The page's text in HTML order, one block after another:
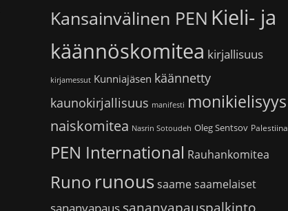
Kansainvälinen PEN Kieli- ja
käännöskomitea kirjallisuus
kirjamessut Kunniajäsen käännetty
kaunokirjallisuus manifesti monikielisyys
naiskomitea Nasrin Sotoudeh Oleg Sentsov Palestiina
PEN International Rauhankomitea
Runo runoussaamesaamelaiset
sananvapaus sananvapauspalkinto